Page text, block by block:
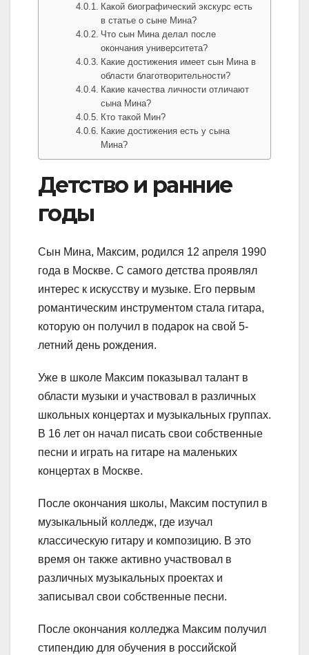
Какой биографический экскурс есть
в статье о сыне Мина?
Что сын Мина делал после
окончания университета?
Какие достижения имеет сын Мина в
области благотворительности?
Какие качества личности отличают
сына Мина?
Кто такой Мин?
Какие достижения есть у сына
Мина?
Детство и ранние
годы
Сын Мина, Максим, родился 12 апреля 1990
года в Москве. С самого детства проявлял
интерес к искусству и музыке. Его первым
романтическим инструментом стала гитара,
которую он получил в подарок на свой 5-
летний день рождения.
Уже в школе Максим показывал талант в
области музыки и участвовал в различных
школьных концертах и музыкальных группах.
В 16 лет он начал писать свои собственные
песни и играть на гитаре на маленьких
концертах в Москве.
После окончания школы, Максим поступил в
музыкальный колледж, где изучал
классическую гитару и композицию. В это
время он также активно участвовал в
различных музыкальных проектах и
записывал свои собственные песни.
После окончания колледжа Максим получил
стипендию для обучения в российской